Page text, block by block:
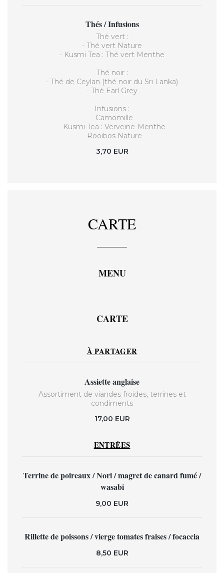
Thés / Infusions
Thé vert :
- Thé vert Nature
- Kusmi Tea : Thé vert Menthe
Thé noir :
- Thé de Ceylan (thé noir du Sri Lanka)
- Thé Earl Grey
Infusions :
- Camomille
- Kusmi Tea : Verveine-Menthe
- Rooibos Nature
3,70 EUR
CARTE
MENU
CARTE
À PARTAGER
Assiette anglaise
Assortiment de viandes froides, terrines et
condiments
17,00 EUR
ENTRÉES
Terrine de poireaux / Nori / magret de canard fumé /
wasabi
9,00 EUR
Rillette de poissons / vierge tomates fraises / focaccia
8,50 EUR